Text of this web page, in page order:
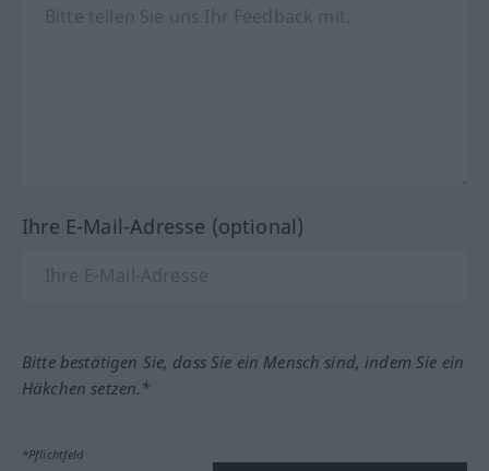
Ihre E-Mail-Adresse (optional)
Bitte bestätigen Sie, dass Sie ein Mensch sind, indem Sie ein
Häkchen setzen.*
*Pflichtfeld